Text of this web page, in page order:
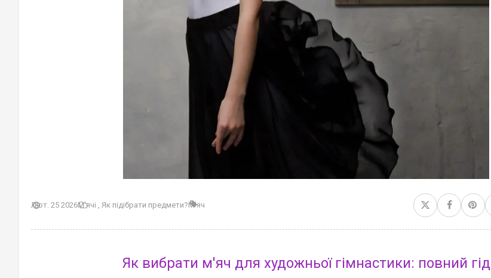
Лют. 25 2026М'ячі , Як підібрати предмети?М'яч
Як вибрати м'яч для художньої гімнастики: повний гід